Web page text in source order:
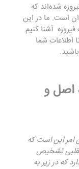
شده‌اند که
است. ما در این
آشنا کنیم
اطلاعات شما
اصل و
امر این است که
تشخیص
که در زیر به